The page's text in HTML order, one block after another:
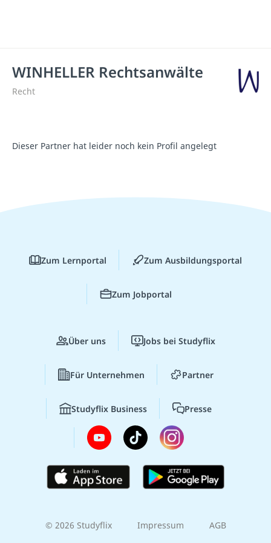
WINHELLER Rechtsanwälte
Recht
Dieser Partner hat leider noch kein Profil angelegt
Zum Lernportal Zum Ausbildungsportal
Zum Jobportal
Über uns Jobs bei Studyflix
Für Unternehmen Partner
Studyflix Business Presse
© 2026 Studyflix Impressum AGB